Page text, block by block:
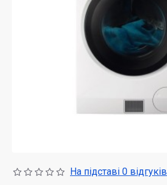
На підставі 0 відгуків